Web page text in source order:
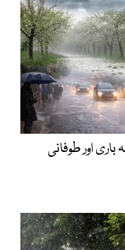
اور طوفانی